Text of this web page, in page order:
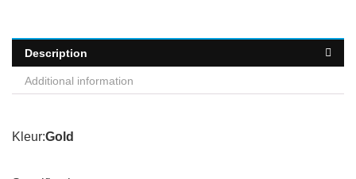
Description
Additional information
Kleur:Gold